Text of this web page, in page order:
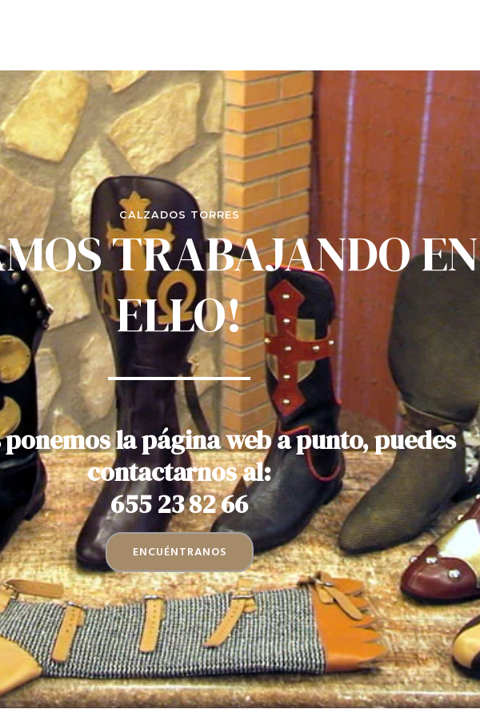
CALZADOS TORRES
TRABAJANDO EN
ELLO!
la página web a punto, puedes
contactarnos al:
655 23 82 66
ENCUÉNTRANOS